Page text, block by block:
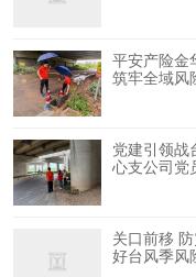
平安产险金
筑牢全域风
党建引领
心支公司党
关口前移
好台风季风